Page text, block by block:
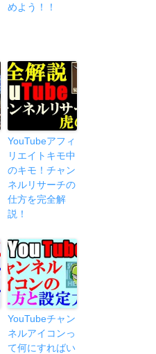
めよう！！
YouTubeアフィ
リエイトキモ中
のキモ！チャン
ネルリサーチの
仕方を完全解
説！
YouTubeチャン
ネルアイコンっ
て何にすればい